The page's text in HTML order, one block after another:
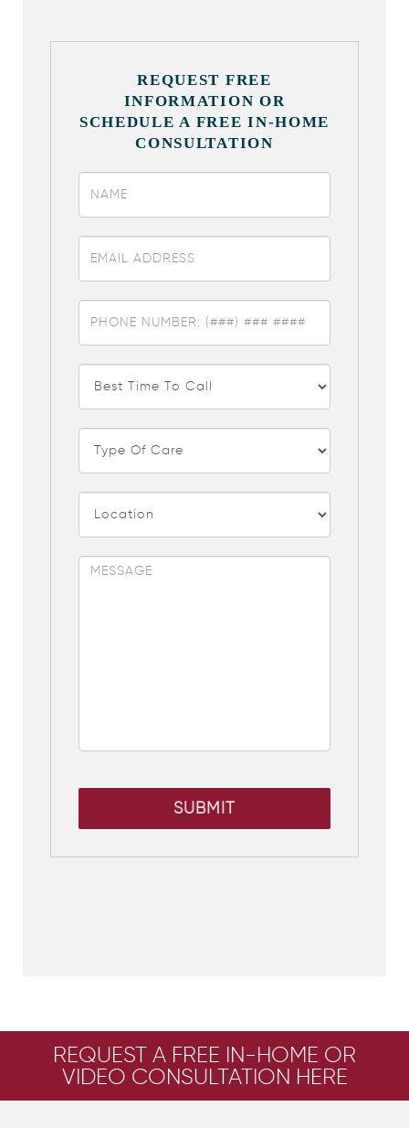
REQUEST FREE
INFORMATION OR
SCHEDULE A FREE IN-HOME
CONSULTATION
SUBMIT
REQUEST A FREE IN-HOME OR
VIDEO CONSULTATION HERE